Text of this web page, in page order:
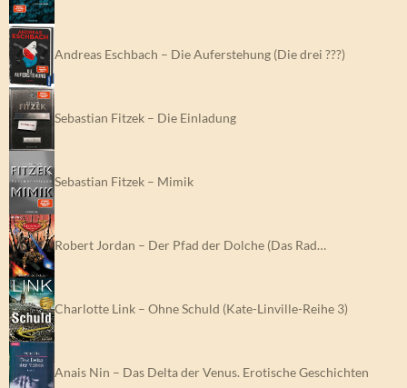
Andreas Eschbach – Die Auferstehung (Die drei ???)
Sebastian Fitzek – Die Einladung
Sebastian Fitzek – Mimik
Robert Jordan – Der Pfad der Dolche (Das Rad…
Charlotte Link – Ohne Schuld (Kate-Linville-Reihe 3)
Anais Nin – Das Delta der Venus. Erotische Geschichten